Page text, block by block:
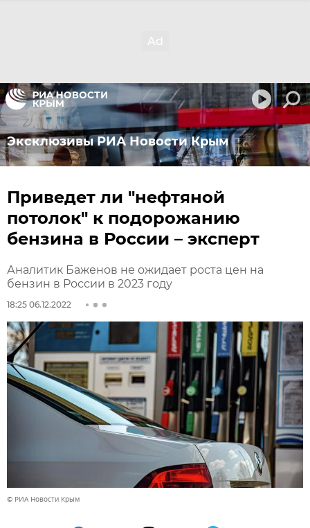
Эксклюзивы РИА Новости Крым
Приведет ли "нефтяной
потолок" к подорожанию
бензина в России – эксперт
Аналитик Баженов не ожидает роста цен на
бензин в России в 2023 году
18:25 06.12.2022
© РИА Новости Крым